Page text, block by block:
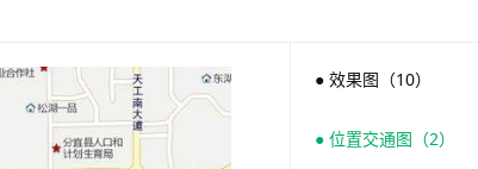
● 效果图（10）
● 位置交通图（2）